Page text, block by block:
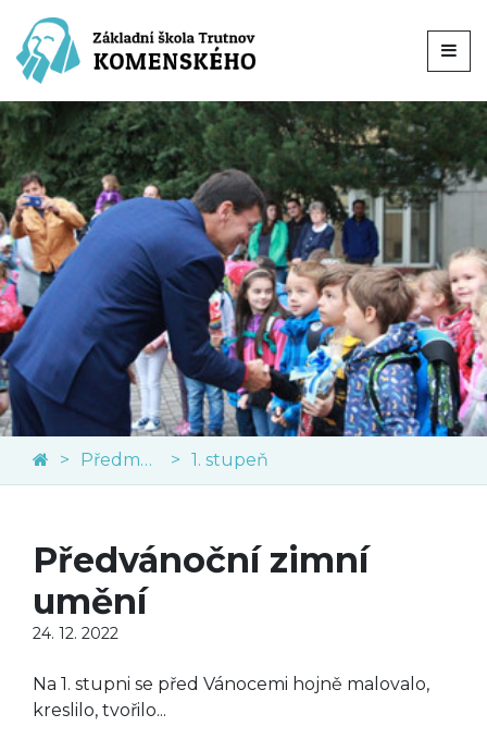
Předměty 1. stupeň
Předvánoční zimní
umění
24. 12. 2022
Na 1. stupni se před Vánocemi hojně malovalo,
kreslilo, tvořilo...